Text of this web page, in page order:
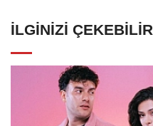
İLGINIZI ÇEKEBILIR